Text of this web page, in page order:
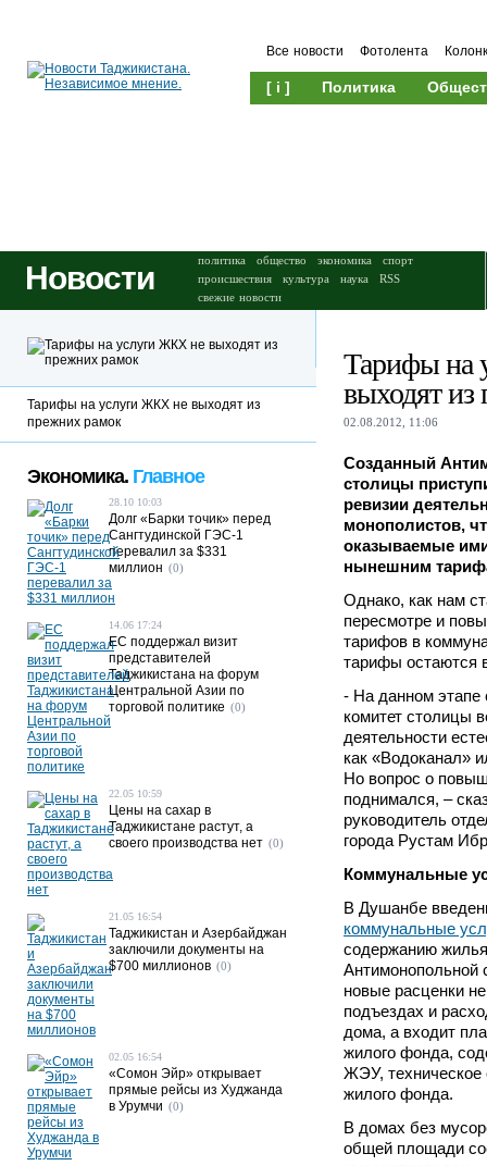
Все новости Фотолента
[ i ] Политика
Новости политика общество экономика
спорт
происшествия
культура наука
RSS
свежие новости
Тарифы на
выходят
02.08.2012, 11:06
Созданный
столицы
ревизии
монополистов,
оказываемые
нынешним
Однако, как нам
пересмотре и
тарифов в
тарифы остаются
- На данном
комитет столицы
деятельности
как «Водоканал»
Но вопрос о
поднимался, –
руководитель
города Рустам
Коммунальные
В Душанбе
коммунальные
содержанию
Антимонопольной
новые расценки
подъездах и
дома, а входит
жилого фонда,
ЖЭУ, техническое
жилого фонда.
В домах без
общей площади
Тарифы на услуги ЖКХ не выходят из
прежних рамок
Экономика. Главное
28.10 10:03
Долг «Барки точик» перед
Сангтудинской ГЭС-1
перевалил за $331
миллион (0)
14.06 17:24
ЕС поддержал визит
представителей
Таджикистана на форум
Центральной Азии по
торговой политике (0)
22.05 10:59
Цены на сахар в
Таджикистане растут, а
своего производства нет (0)
21.05 16:54
Таджикистан и Азербайджан
заключили документы на
$700 миллионов (0)
02.05 16:54
«Сомон Эйр» открывает
прямые рейсы из Худжанда
в Урумчи (0)